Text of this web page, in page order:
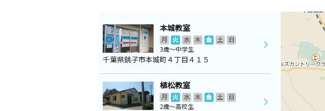
本城教室
月 火 水 木 金 土
日
3歳～中学生
千葉県銚子市本城町４丁目４１５
植松教室
月 火 水 木 金 土
日
2歳～高校生